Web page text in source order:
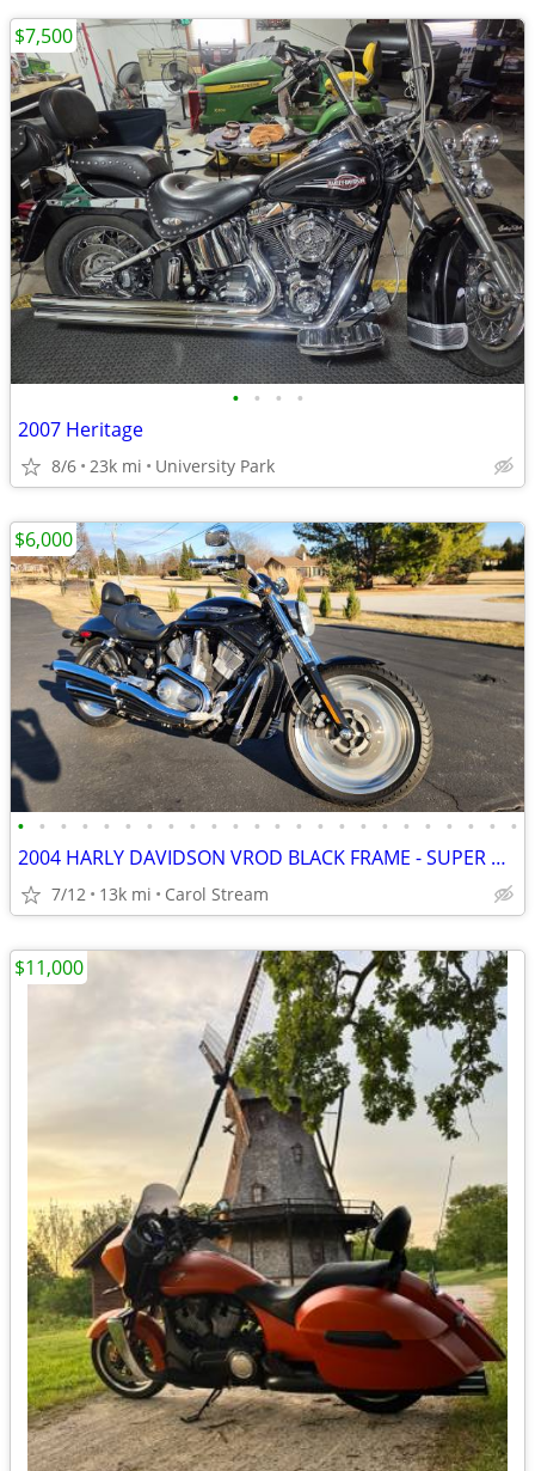
• • • •
2007 Heritage
8/6 23k mi University Park
$7,500
• • • • • • • • • • • • • • • • • • • • • • • •
2004 HARLY DAVIDSON VROD BLACK FRAME - SUPER CLEAN
7/12 13k mi Carol Stream
$6,000
$11,000